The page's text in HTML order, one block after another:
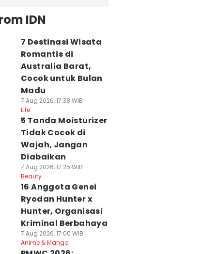
IDN
7 Destinasi Wisata
Romantis di
Australia Barat,
Cocok untuk Bulan
Madu
7 Aug 2026, 17:38 WIB
Life
5 Tanda Moisturizer
Tidak Cocok di
Wajah, Jangan
Diabaikan
7 Aug 2026, 17:25 WIB
Beauty
16 Anggota Genei
Ryodan Hunter x
Hunter, Organisasi
Kriminal Berbahaya
7 Aug 2026, 17:00 WIB
Anime & Manga